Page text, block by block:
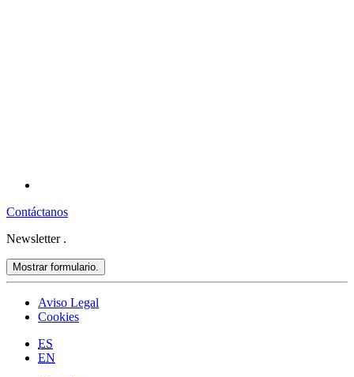
Contáctanos
Newsletter .
Mostrar formulario.
Aviso Legal
Cookies
ES
EN